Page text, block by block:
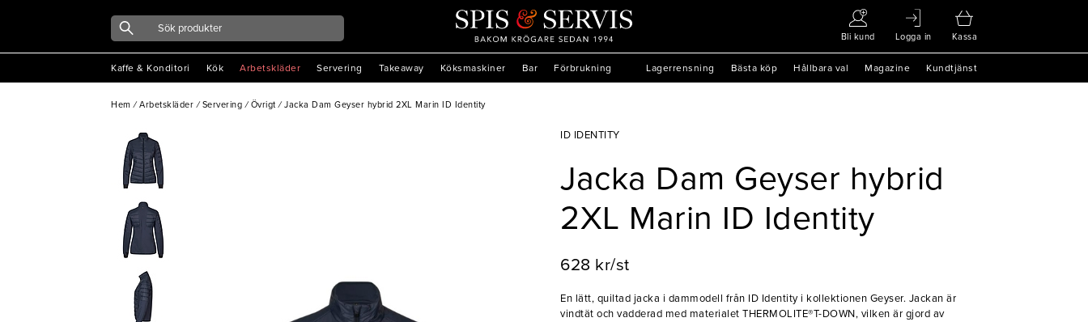
Bli kund Logga in Kassa
Kaffe & Konditori Kök Arbetskläder Servering Takeaway Köksmaskiner Bar Förbrukning Lagerrensning Bästa köp Hållbara val Magazine Kundtjänst
Hem / Arbetskläder / Servering / Övrigt / Jacka Dam Geyser hybrid 2XL Marin ID Identity
ID IDENTITY
Jacka Dam Geyser hybrid
2XL Marin ID Identity
628 kr/st
En lätt, quiltad jacka i dammodell från ID Identity i kollektionen Geyser. Jackan är
vindtät och vadderad med materialet THERMOLITE®T-DOWN, vilken är gjord av